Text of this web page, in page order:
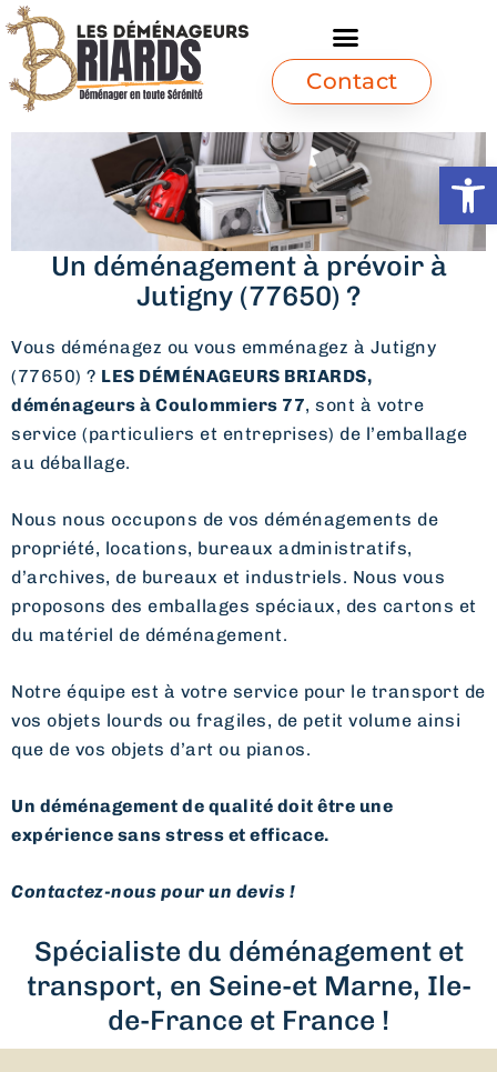
Ouvrir
Contact
Un déménagement à prévoir à
Jutigny (77650) ?
Vous déménagez ou vous emménagez à Jutigny
(77650) ? LES DÉMÉNAGEURS BRIARDS,
déménageurs à Coulommiers 77, sont à votre
service (particuliers et entreprises) de l’emballage
au déballage.
Nous nous occupons de vos déménagements de
propriété, locations, bureaux administratifs,
d’archives, de bureaux et industriels. Nous vous
proposons des emballages spéciaux, des cartons et
du matériel de déménagement.
Notre équipe est à votre service pour le transport de
vos objets lourds ou fragiles, de petit volume ainsi
que de vos objets d’art ou pianos.
Un déménagement de qualité doit être une
expérience sans stress et efficace.
Contactez-nous pour un devis !
Spécialiste du déménagement et
transport, en Seine-et Marne, Ile-
de-France et France !